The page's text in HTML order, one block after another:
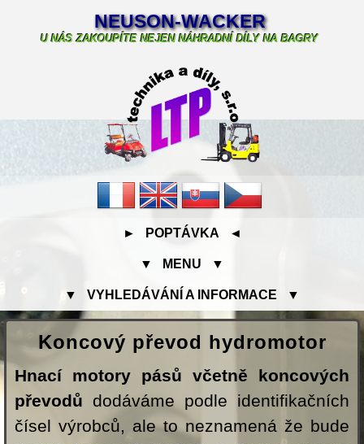
NEUSON-WACKER
U NÁS ZAKOUPÍTE NEJEN NÁHRADNÍ DÍLY NA BAGRY
► POPTÁVKA ◄
▼ MENU ▼
▼ VYHLEDÁVÁNÍ A INFORMACE ▼
Koncový převod hydromotor
Hnací motory pásů včetně koncových
převodů dodáváme podle identifikačních
čísel výrobců, ale to neznamená že bude